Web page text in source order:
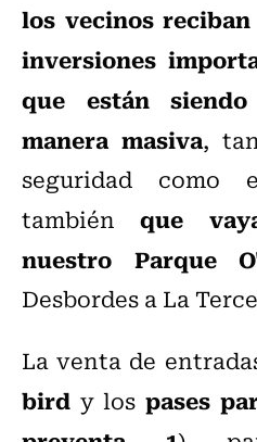
los vecinos
inversiones
que están siendo
manera masiva,
seguridad como
tambiénque
nuestro Parque
Desbordes a La
La venta de
bird y los pases